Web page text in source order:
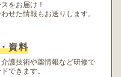
をお届け！
せた情報もお送りします。
資料
護技術や薬情報など研修で
できます。